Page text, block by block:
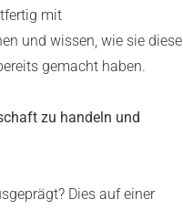
mit
und wissen, wie sie diese
gemacht haben.
zu handeln und
Dies auf einer